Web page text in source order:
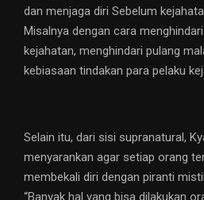
dan menjaga diri Sebelum
Misalnya dengan cara
kejahatan, menghindari pulang
kebiasaan tindakan para pelaku
Selain itu, dari sisi supranatural,
menyarankan agar setiap orang
membekali diri dengan piranti
“Banyak hal yang bisa dilakukan